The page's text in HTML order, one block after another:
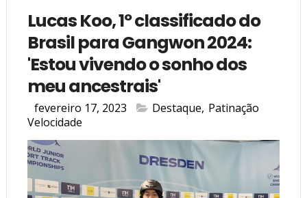
Lucas Koo, 1º classificado do
Brasil para Gangwon 2024:
'Estou vivendo o sonho dos
meu ancestrais'
fevereiro 17, 2023 Destaque, Patinação
Velocidade